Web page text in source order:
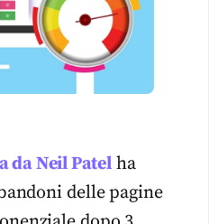
da Neil Patelha
delle pagine